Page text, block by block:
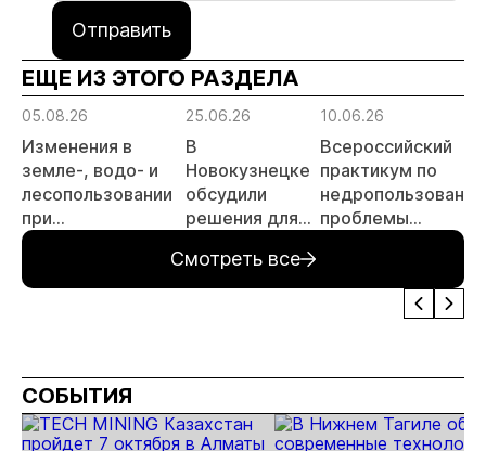
Отправить
ЕЩЕ ИЗ ЭТОГО РАЗДЕЛА
05.08.26
Изменения в
земле-, водо- и
лесопользовании
при
недропользовании
семинаре
25.06.26
В
Новокузнецке
обсудили
решения для
эффективности
горных
10.06.26
Всероссийский
практикум по
проблемы
лицензирования,
экспертизы
пройдет в начале
Смотреть все
СОБЫТИЯ